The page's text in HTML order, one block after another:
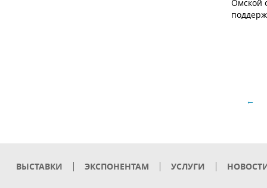
Омской
←
ВЫСТАВКИ ЭКСПОНЕНТАМ УСЛУГИ